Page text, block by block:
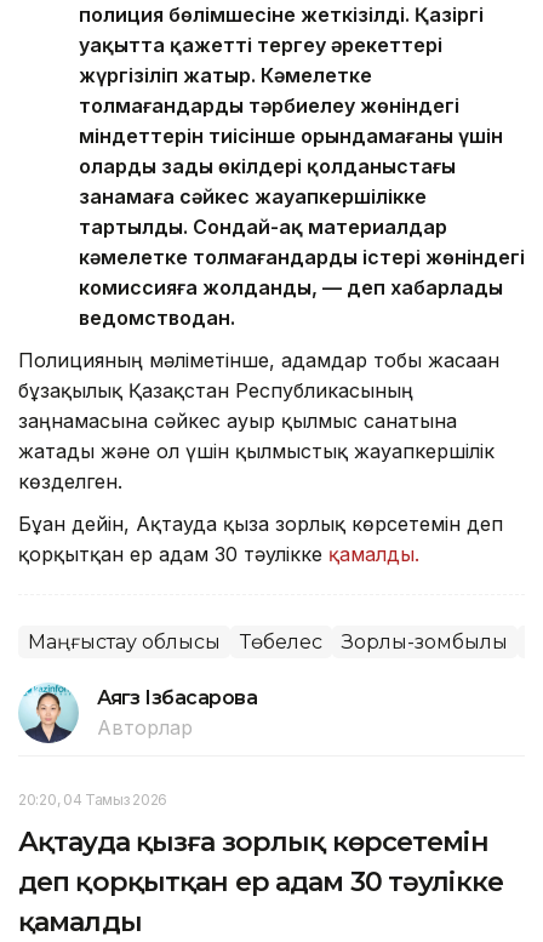
полиция бөлімшесіне жеткізілді. Қазіргі
уақытта қажетті тергеу әрекеттері
жүргізіліп жатыр. Кәмелетке
толмағандарды тәрбиелеу жөніндегі
міндеттерін тиісінше орындамағаны үшін
олардың заңды өкілдері қолданыстағы
заңнамаға сәйкес жауапкершілікке
тартылды. Сондай-ақ материалдар
кәмелетке толмағандардың істері жөніндегі
комиссияға жолданды, — деп хабарлады
ведомстводан.
Полицияның мәліметінше, адамдар тобы жасаған
бұзақылық Қазақстан Республикасының
заңнамасына сәйкес ауыр қылмыс санатына
жатады және ол үшін қылмыстық жауапкершілік
көзделген.
Бұған дейін, Ақтауда қызға зорлық көрсетемін деп
қорқытқан ер адам 30 тәулікке қамалды.
Маңғыстау облысы Төбелес Зорлық-зомбылық
Аягөз Ізбасарова
Авторлар
20:20, 04 Тамыз 2026
Ақтауда қызға зорлық көрсетемін
деп қорқытқан ер адам 30 тәулікке
қамалды